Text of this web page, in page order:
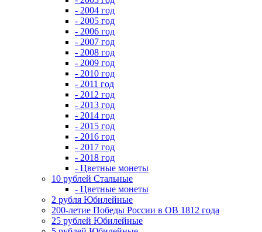
- 2004 год
- 2005 год
- 2006 год
- 2007 год
- 2008 год
- 2009 год
- 2010 год
- 2011 год
- 2012 год
- 2013 год
- 2014 год
- 2015 год
- 2016 год
- 2017 год
- 2018 год
- Цветные монеты
10 рублей Стальные
- Цветные монеты
2 рубля Юбилейные
200-летие Победы России в ОВ 1812 года
25 рублей Юбилейные